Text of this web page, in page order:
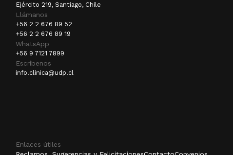
Ejército 219, Santiago, Chile
Llámanos
+56 2 2 676 89 52
+56 2 2 676 89 19
WhatsApp
+56 9 7121 7899
Escríbenos
info.clinica@udp.cl
Enlaces útiles